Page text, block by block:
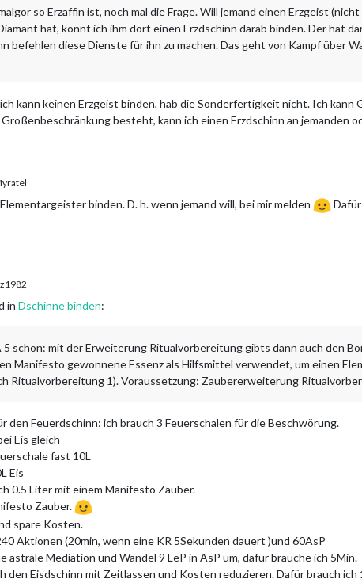
so Erzaffin ist, noch mal die Frage. Will jemand einen Erzgeist
hat, könnt ich ihm dort einen Erzdschinn darab binden. Der hat
befehlen diese Dienste für ihn zu machen. Das geht von Kampf über
kann keinen Erzgeist binden, hab die Sonderfertigkeit nicht. Ich
besteht, kann ich einen Erzdschinn an jemanden
binden. D. h. wenn jemand will, bei mir melden
in Dschinne binden:
5 schon: mit der Erweiterung Ritualvorbereitung gibts dann auch den
Manifesto gewonnene Essenz als Hilfsmittel verwendet, um einen
Ritualvorbereitung 1). Voraussetzung: Zaubererweiterung
den Feuerdschinn: ich brauch 3 Feuerschalen für die Beschwörung.
Eis gleich
fast 10L
Eis
0.5 Liter mit einem Manifesto Zauber.
Zauber.
spare Kosten.
Aktionen (20min, wenn eine KR 5Sekunden dauert )und 60AsP
astrale Mediation und Wandel 9 LeP in AsP um, dafür brauche ich 5Min.
den Eisdschinn mit Zeitlassen und Kosten reduzieren. Dafür brauch ich